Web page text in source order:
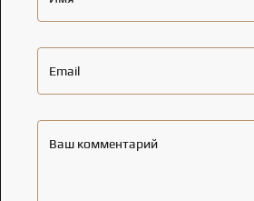
Email
Ваш комментарий